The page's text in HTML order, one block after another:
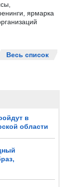
в
области
ярмарка
Весь список